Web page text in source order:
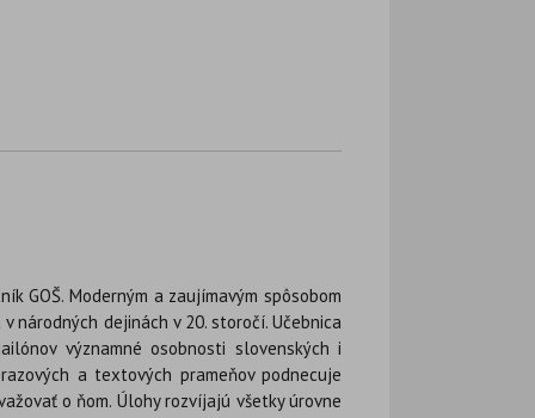
GOŠ. Moderným a zaujímavým spôsobom
národných dejinách v 20. storočí. Učebnica
významné osobnosti slovenských i
a textových prameňov podnecuje
o ňom. Úlohy rozvíjajú všetky úrovne